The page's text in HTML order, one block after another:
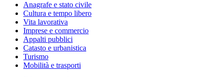
Anagrafe e stato civile
Cultura e tempo libero
Vita lavorativa
Imprese e commercio
Appalti pubblici
Catasto e urbanistica
Turismo
Mobilità e trasporti